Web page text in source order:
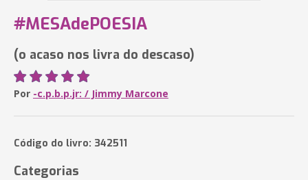
#MESAdePOESIA
(o acaso nos livra do descaso)
Por -c.p.b.p.jr: / Jimmy Marcone
Código do livro: 342511
Categorias